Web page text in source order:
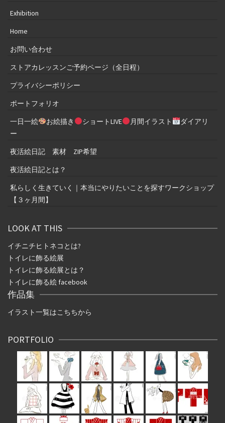
Exhibition
Home
お問い合わせ
ストアカレッスンご予約ページ（全日程）
プライバシーポリシー
ポートフォリオ
一日一絵
お絵描き ショートLIVE 月間イラスト
ダイアリ
ー
夜活絵日記 素材 ZIP希望
夜活絵日記とは？
私らしく生きていく｜本当にやりたいことを探すワークショップ
【３ヶ月間】
LOOK AT THIS
イチニチヒトネコとは?
トイレに飾る絵展
トイレに飾る絵展とは？
トイレに飾る絵 facebook
作品集
イラスト一覧はこちちから
PORTFOLIO